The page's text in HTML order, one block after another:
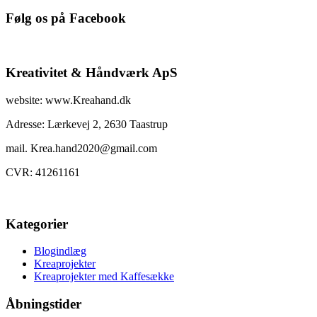
Følg os på Facebook
Kreativitet & Håndværk ApS
website: www.Kreahand.dk
Adresse: Lærkevej 2, 2630 Taastrup
mail. Krea.hand2020@gmail.com
CVR: 41261161
Kategorier
Blogindlæg
Kreaprojekter
Kreaprojekter med Kaffesække
Åbningstider